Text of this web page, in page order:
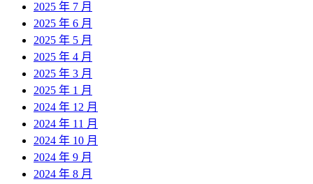
2025 年 7 月
2025 年 6 月
2025 年 5 月
2025 年 4 月
2025 年 3 月
2025 年 1 月
2024 年 12 月
2024 年 11 月
2024 年 10 月
2024 年 9 月
2024 年 8 月